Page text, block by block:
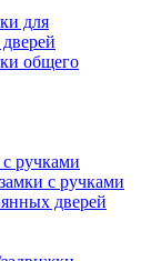
для
общего
ручками
с ручками
дверей